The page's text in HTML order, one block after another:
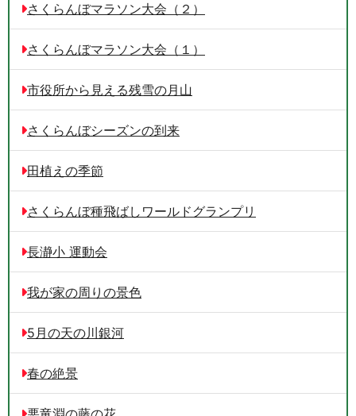
さくらんぼマラソン大会（２）
さくらんぼマラソン大会（１）
市役所から見える残雪の月山
さくらんぼシーズンの到来
田植えの季節
さくらんぼ種飛ばしワールドグランプリ
長瀞小 運動会
我が家の周りの景色
5月の天の川銀河
春の絶景